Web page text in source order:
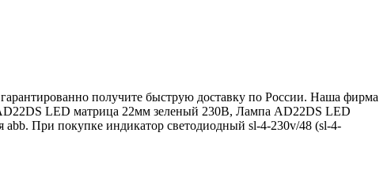
получите быструю доставку по России. Наша фирма
LED матрица 22мм зеленый 230В, Лампа AD22DS LED
При покупке индикатор светодиодный sl-4-230v/48 (sl-4-